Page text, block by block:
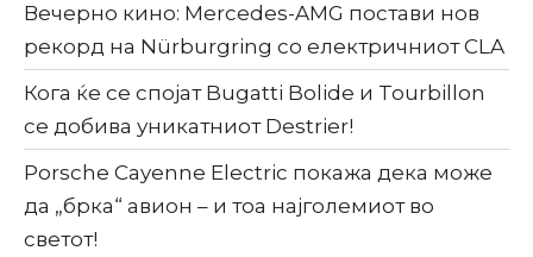
Вечерно кино: Mercedes-AMG постави нов
рекорд на Nürburgring со електричниот CLA
Кога ќе се спојат Bugatti Bolide и Tourbillon
се добива уникатниот Destrier!
Porsche Cayenne Electric покажа дека може
да „брка“ авион – и тоа најголемиот во
светот!